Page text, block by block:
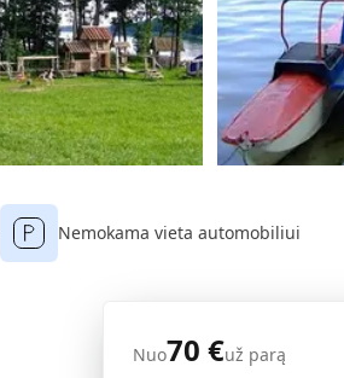
Nemokama vieta automobiliui
Nuo70 €už parą